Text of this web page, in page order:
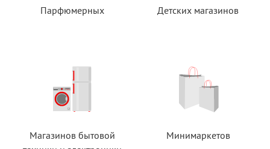
Парфюмерных Детских магазинов
Магазинов бытовой
Минимаркетов